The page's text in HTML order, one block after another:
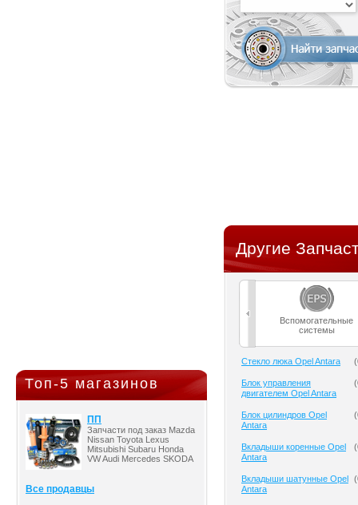
Топ-5 магазинов
ПП
Запчасти под заказ Mazda
Nissan Toyota Lexus
Mitsubishi Subaru Honda
VW Audi Mercedes SKODA
Все продавцы
Другие
Вспомогательные
системы
Cтекло люка Opel Antara (
Блок управления
двигателем Opel Antara
(
Блок цилиндров Opel
Antara
(
Вкладыши коренные Opel
Antara
(
Вкладыши шатунные Opel
Antara
(